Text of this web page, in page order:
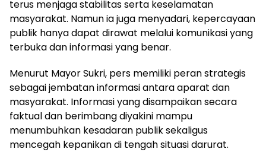
terus menjaga stabilitas serta keselamatan
masyarakat. Namun ia juga menyadari, kepercayaan
publik hanya dapat dirawat melalui komunikasi yang
terbuka dan informasi yang benar.
Menurut Mayor Sukri, pers memiliki peran strategis
sebagai jembatan informasi antara aparat dan
masyarakat. Informasi yang disampaikan secara
faktual dan berimbang diyakini mampu
menumbuhkan kesadaran publik sekaligus
mencegah kepanikan di tengah situasi darurat.